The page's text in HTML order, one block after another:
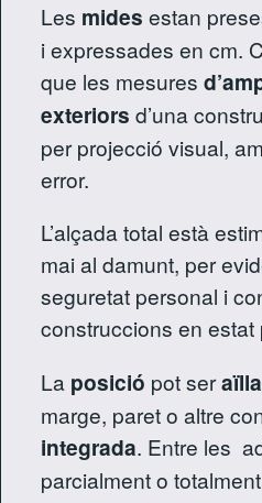
Les mides estan
i expressades en cm.
que les mesures
exteriors d’una
per projecció visual,
error.
L’alçada total està
mai al damunt, per
seguretat personal i
construccions en estat
La posició pot ser
marge, paret o altre
integrada. Entre les
parcialment o